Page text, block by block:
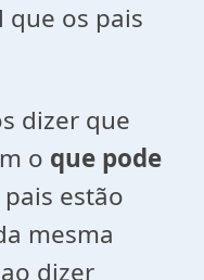
que os pais
dizer que
o que pode
pais estão
mesma
dizer